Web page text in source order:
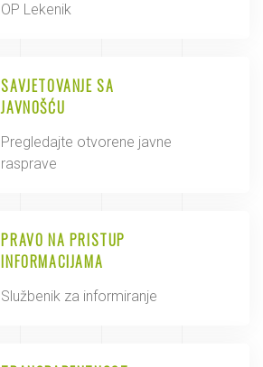
OP Lekenik
SAVJETOVANJE SA
JAVNOŠĆU
Pregledajte otvorene javne
rasprave
PRAVO NA PRISTUP
INFORMACIJAMA
Službenik za informiranje